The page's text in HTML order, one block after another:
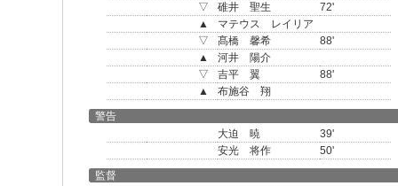
▽
碓井 聖生
72'
▲
マテウス レイリア
▽
髙橋 馨希
88'
▲
河井 陽介
▽
吉平 翼
88'
▲
布施谷 翔
警告
大迫 暁
39'
安光 将作
50'
監督